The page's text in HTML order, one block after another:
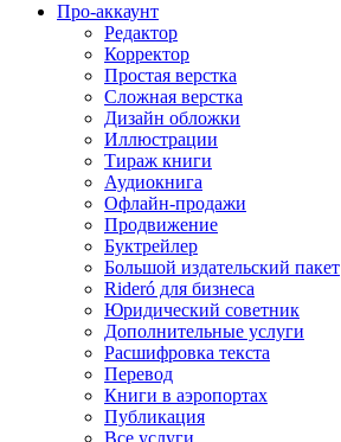
Про-аккаунт
Редактор
Корректор
Простая верстка
Сложная верстка
Дизайн обложки
Иллюстрации
Тираж книги
Аудиокнига
Офлайн-продажи
Продвижение
Буктрейлер
Большой издательский пакет
Rideró для бизнеса
Юридический советник
Дополнительные услуги
Расшифровка текста
Перевод
Книги в аэропортах
Публикация
Все услуги